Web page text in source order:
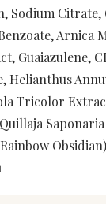
Sodium
Arnica
Guaiazulene,
Helianthus
Tricolor